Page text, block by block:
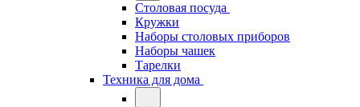
Столовая посуда
Кружки
Наборы столовых приборов
Наборы чашек
Тарелки
Техника для дома